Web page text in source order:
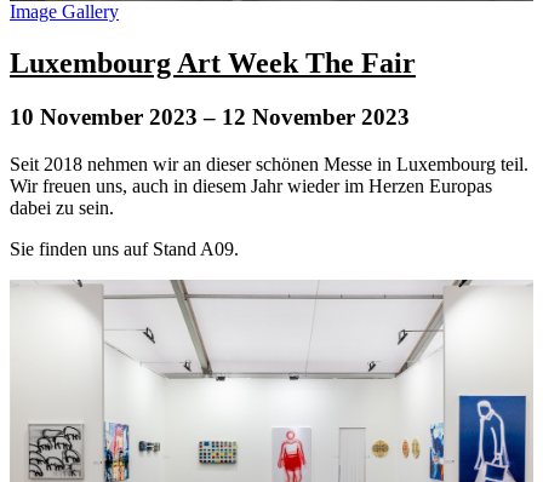
Image Gallery
Luxembourg Art Week The Fair
10 November 2023 – 12 November 2023
Seit 2018 nehmen wir an dieser schönen Messe in Luxembourg teil.
Wir freuen uns, auch in diesem Jahr wieder im Herzen Europas
dabei zu sein.
Sie finden uns auf Stand A09.